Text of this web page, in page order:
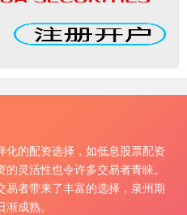
化的配资选择，如低息股票配资
灵活性也令许多交易者青睐。
者带来了丰富的选择，泉州期
成熟。